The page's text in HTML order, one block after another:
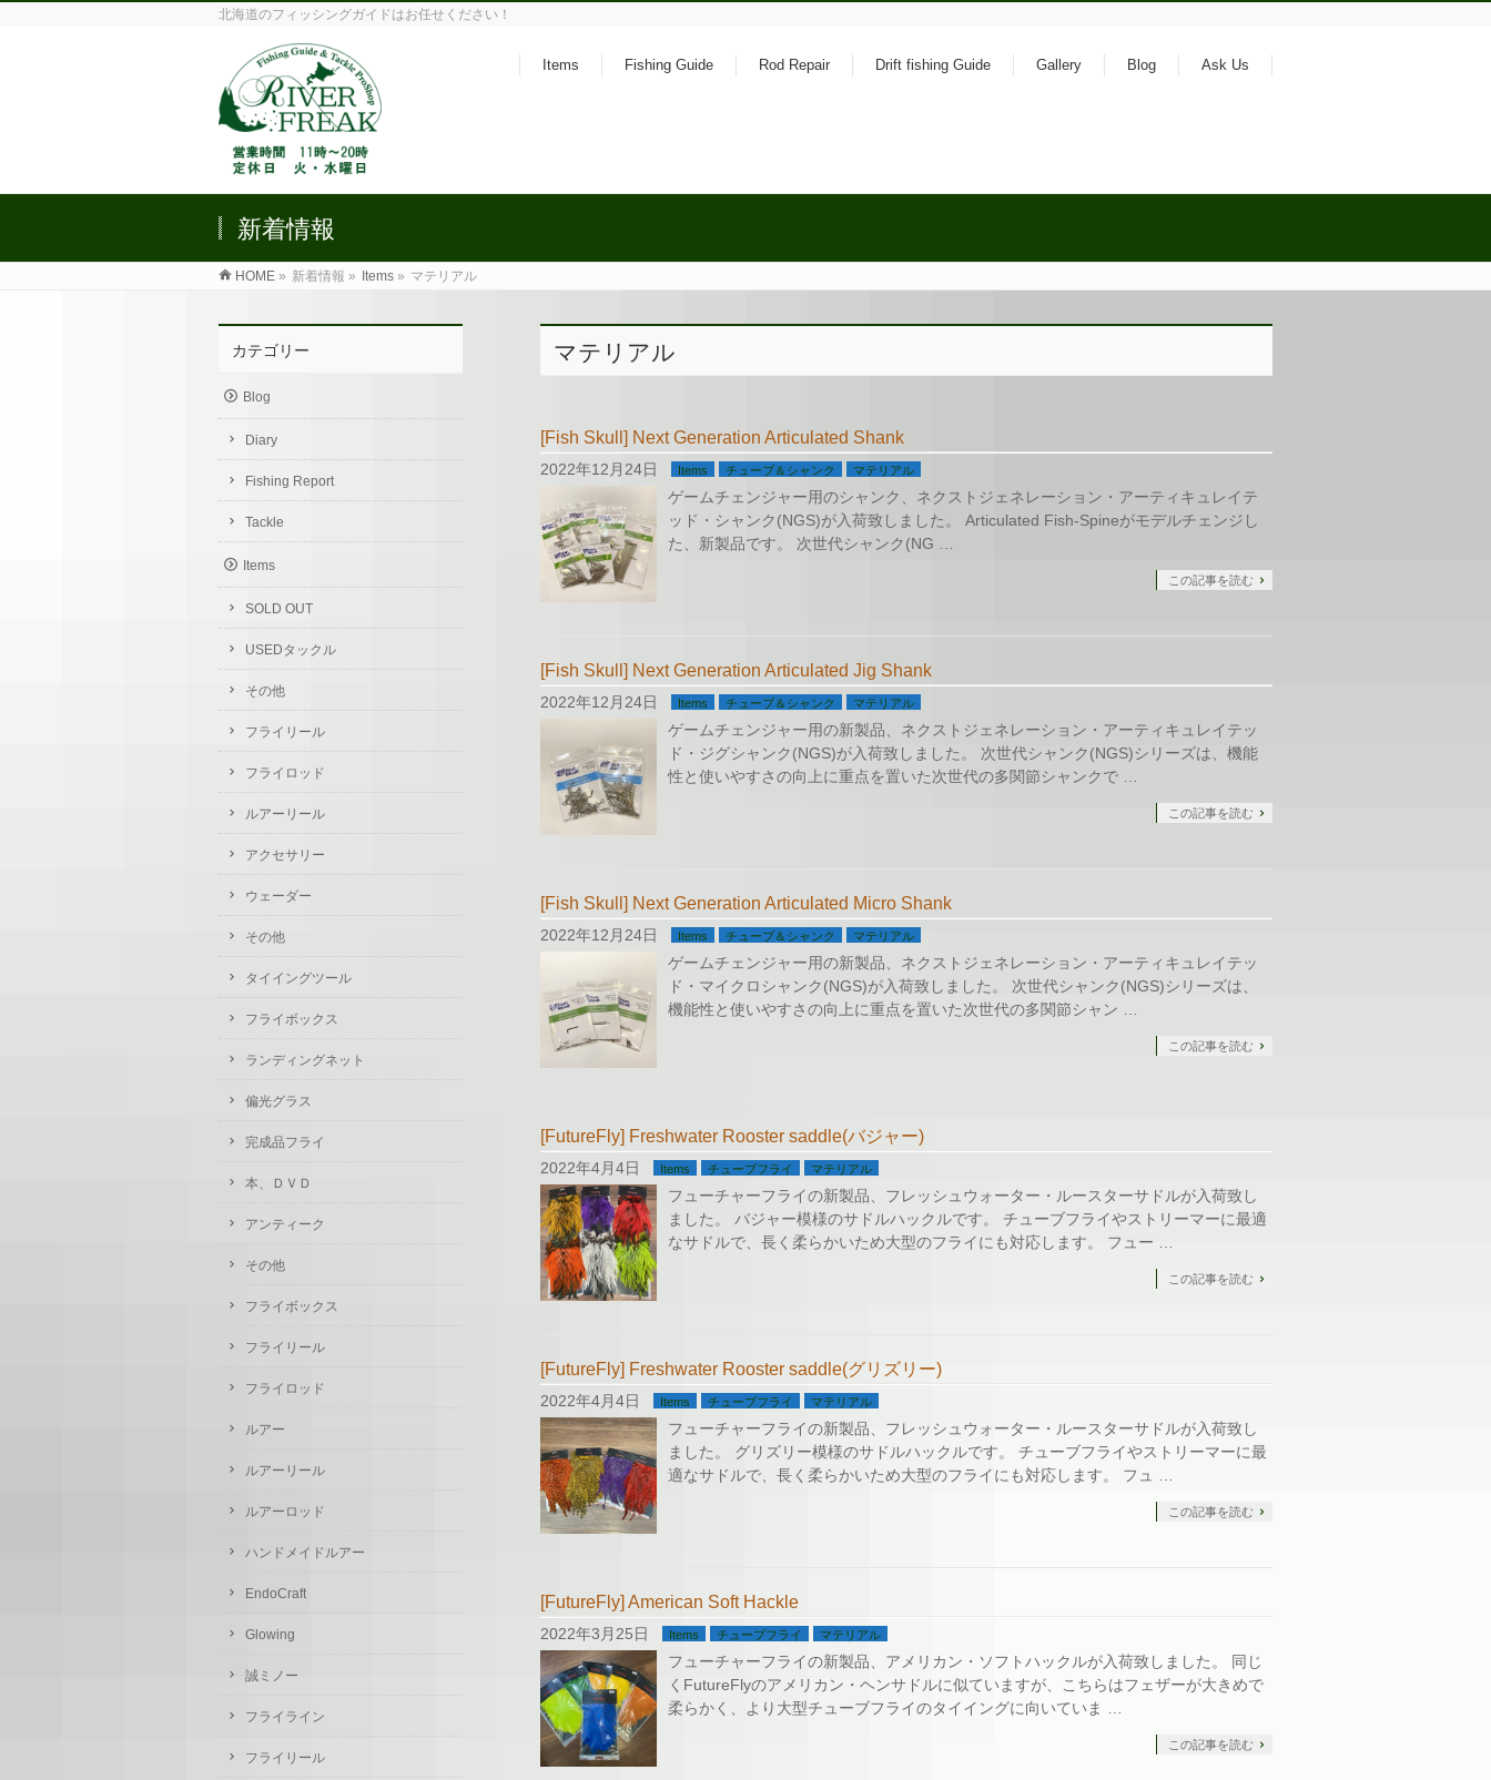
北海道のフィッシングガイドはお任せください！
Items Fishing Guide Rod Repair Drift fishing Guide Gallery Blog Ask Us
新着情報
HOME » 新着情報 » Items » マテリアル
マテリアル
[Fish Skull] Next Generation Articulated Shank
2022年12月24日 Items チューブ＆シャンク マテリアル
ゲームチェンジャー用のシャンク、ネクストジェネレーション・アーティキュレイテ
ッド・シャンク(NGS)が入荷致しました。 Articulated Fish-Spineがモデルチェンジし
た、新製品です。 次世代シャンク(NG …
この記事を読む
[Fish Skull] Next Generation Articulated Jig Shank
2022年12月24日 Items チューブ＆シャンク マテリアル
ゲームチェンジャー用の新製品、ネクストジェネレーション・アーティキュレイテッ
ド・ジグシャンク(NGS)が入荷致しました。 次世代シャンク(NGS)シリーズは、機能
性と使いやすさの向上に重点を置いた次世代の多関節シャンクで …
この記事を読む
[Fish Skull] Next Generation Articulated Micro Shank
2022年12月24日 Items チューブ＆シャンク マテリアル
ゲームチェンジャー用の新製品、ネクストジェネレーション・アーティキュレイテッ
ド・マイクロシャンク(NGS)が入荷致しました。 次世代シャンク(NGS)シリーズは、
機能性と使いやすさの向上に重点を置いた次世代の多関節シャン …
この記事を読む
[FutureFly] Freshwater Rooster saddle(バジャー)
2022年4月4日 Items チューブフライ マテリアル
フューチャーフライの新製品、フレッシュウォーター・ルースターサドルが入荷致し
ました。 バジャー模様のサドルハックルです。 チューブフライやストリーマーに最適
なサドルで、長く柔らかいため大型のフライにも対応します。 フュー …
この記事を読む
[FutureFly] Freshwater Rooster saddle(グリズリー)
2022年4月4日 Items チューブフライ マテリアル
フューチャーフライの新製品、フレッシュウォーター・ルースターサドルが入荷致し
ました。 グリズリー模様のサドルハックルです。 チューブフライやストリーマーに最
適なサドルで、長く柔らかいため大型のフライにも対応します。 フュ …
この記事を読む
[FutureFly] American Soft Hackle
2022年3月25日 Items チューブフライ マテリアル
フューチャーフライの新製品、アメリカン・ソフトハックルが入荷致しました。 同じ
くFutureFlyのアメリカン・ヘンサドルに似ていますが、こちらはフェザーが大きめで
柔らかく、より大型チューブフライのタイイングに向いていま …
この記事を読む
カテゴリー
Blog
Diary
Fishing Report
Tackle
Items
SOLD OUT
USEDタックル
その他
フライリール
フライロッド
ルアーリール
アクセサリー
ウェーダー
その他
タイイングツール
フライボックス
ランディングネット
偏光グラス
完成品フライ
本、ＤＶＤ
アンティーク
その他
フライボックス
フライリール
フライロッド
ルアー
ルアーリール
ルアーロッド
ハンドメイドルアー
EndoCraft
Glowing
誠ミノー
フライライン
フライリール